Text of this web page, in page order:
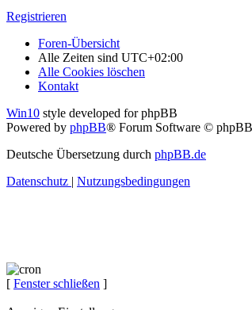
Registrieren
Foren-Übersicht
Alle Zeiten sind UTC+02:00
Alle Cookies löschen
Kontakt
Win10 style developed for phpBB
Powered by phpBB® Forum Software ©
Deutsche Übersetzung durch phpBB.de
Datenschutz | Nutzungsbedingungen
[ Fenster schließen ]